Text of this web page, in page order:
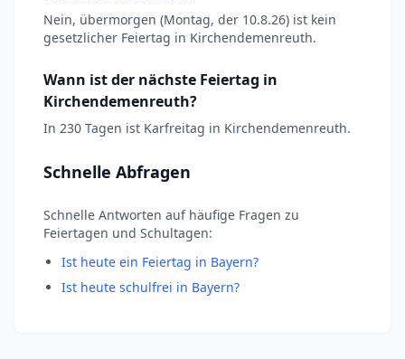
Nein, übermorgen (Montag, der 10.8.26) ist kein
gesetzlicher Feiertag in Kirchendemenreuth.
Wann ist der nächste Feiertag in
Kirchendemenreuth?
In 230 Tagen ist Karfreitag in Kirchendemenreuth.
Schnelle Abfragen
Schnelle Antworten auf häufige Fragen zu
Feiertagen und Schultagen:
Ist heute ein Feiertag in Bayern?
Ist heute schulfrei in Bayern?